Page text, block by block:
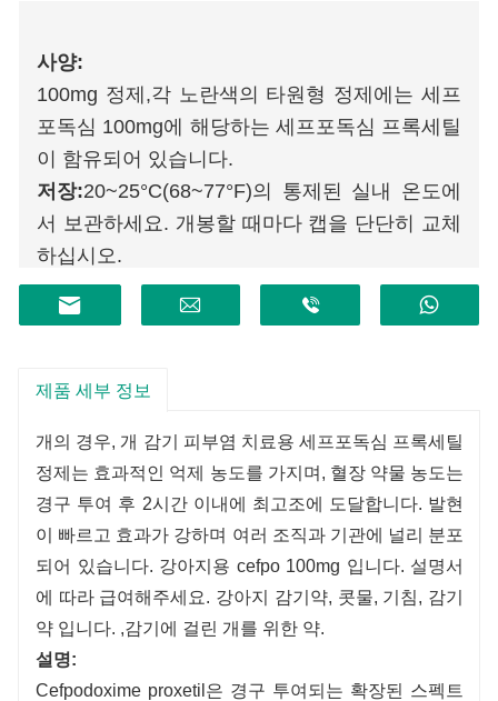
사양:
100mg 정제,각 노란색의 타원형 정제에는 세프
포독심 100mg에 해당하는 세프포독심 프록세틸
이 함유되어 있습니다.
저장:20~25°C(68~77°F)의 통제된 실내 온도에
서 보관하세요. 개봉할 때마다 캡을 단단히 교체
하십시오.
유효기간: 2년
제품 세부 정보
개의 경우, 개 감기 피부염 치료용 세프포독심 프록세틸
정제는 효과적인 억제 농도를 가지며, 혈장 약물 농도는
경구 투여 후 2시간 이내에 최고조에 도달합니다. 발현
이 빠르고 효과가 강하며 여러 조직과 기관에 널리 분포
되어 있습니다. 강아지용 cefpo 100mg 입니다. 설명서
에 따라 급여해주세요. 강아지 감기약, 콧물, 기침, 감기
약 입니다. ,감기에 걸린 개를 위한 약.
설명:
Cefpodoxime proxetil은 경구 투여되는 확장된 스펙트